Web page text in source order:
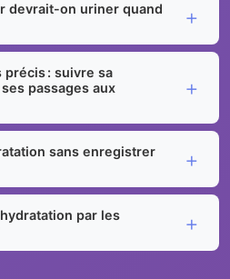
devrait-on uriner quand
précis : suivre sa
passages aux
sans enregistrer
par les